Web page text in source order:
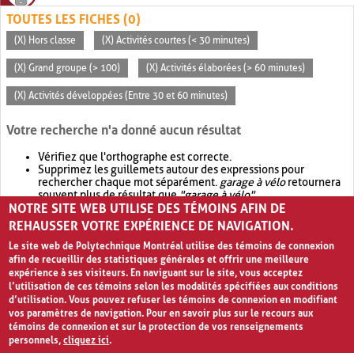
TOUTES LES FICHES (0)
(X) Hors classe (X) Activités courtes (< 30 minutes)
(X) Grand groupe (> 100) (X) Activités élaborées (> 60 minutes)
(X) Activités développées (Entre 30 et 60 minutes)
Votre recherche n'a donné aucun résultat
Vérifiez que l'orthographe est correcte.
Supprimez les guillemets autour des expressions pour
rechercher chaque mot séparément. garage à véloretournera
souvent plus de résultat que"garage à vélo".
Envisagez d'élargir votre recherche avec OR.garage OR vélo
retournera souvent plus de résultat quegarage à vélo
NOTRE SITE WEB UTILISE DES TÉMOINS AFIN DE
REHAUSSER VOTRE EXPÉRIENCE DE NAVIGATION.
Le site web de Polytechnique Montréal utilise des témoins de connexion
afin de recueillir des statistiques générales et offrir une meilleure
expérience à ses visiteurs. En naviguant sur le site, vous acceptez
l’utilisation de ces témoins selon les modalités spécifiées aux conditions
d’utilisation. Vous pouvez refuser les témoins de connexion en modifiant
vos paramètres de navigation. Pour en savoir plus sur le recours aux
témoins de connexion et sur la protection de vos renseignements
personnels,cliquez ici.